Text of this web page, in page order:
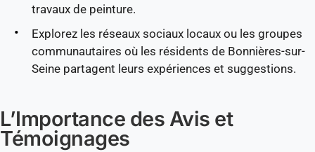
travaux de peinture.
Explorez les réseaux sociaux locaux ou les groupes
communautaires où les résidents de Bonnières-sur-
Seine partagent leurs expériences et suggestions.
L’Importance des Avis et
Témoignages